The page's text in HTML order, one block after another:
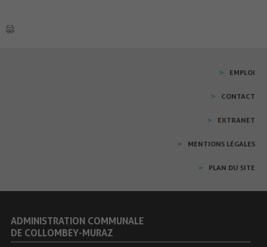
EMPLOI
CONTACT
EXTRANET
MENTIONS LÉGALES
PLAN DU SITE
ADMINISTRATION COMMUNALE
DE COLLOMBEY-MURAZ